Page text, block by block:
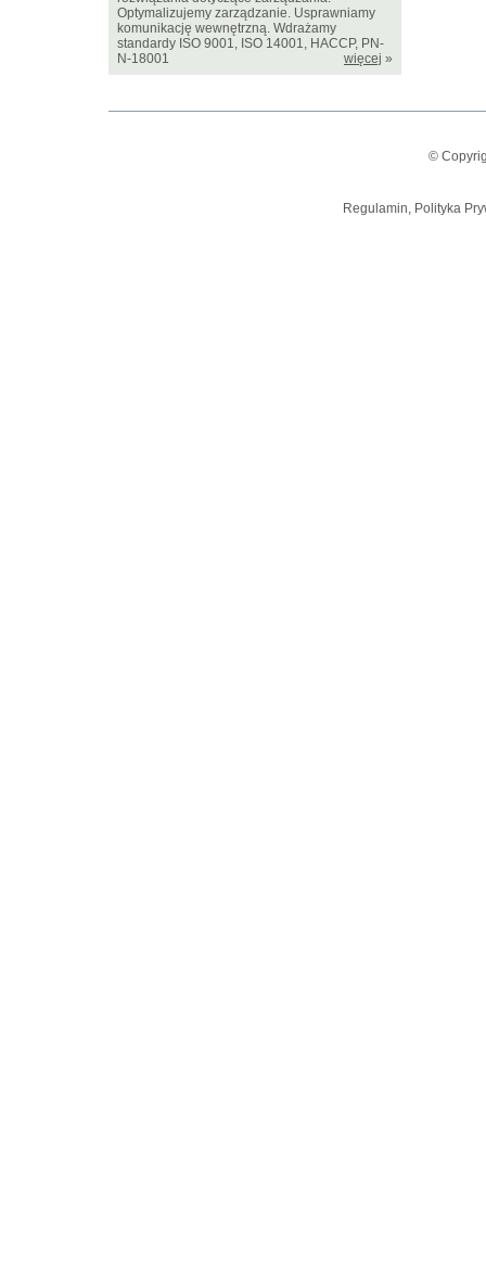
Optymalizujemy zarządzanie. Usprawniamy
komunikację wewnętrzną. Wdrażamy
standardy ISO 9001, ISO 14001, HACCP, PN-
N-18001
więcej »
©
Regulamin, Polityka